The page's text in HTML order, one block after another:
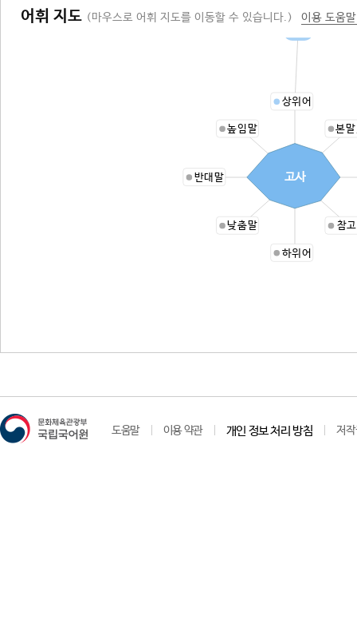
어휘 지도 (마우스로 어휘 지도를 이동할 수 있습니다.) 이용 도움
상위어
본
참
하위어
낮춤말
반대말
높임말
고사
도움말 이용 약관 개인 정보 처리 방침 저